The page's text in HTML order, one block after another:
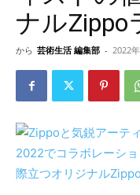
ナルZippo
から 芸術生活 編集部 - 2022